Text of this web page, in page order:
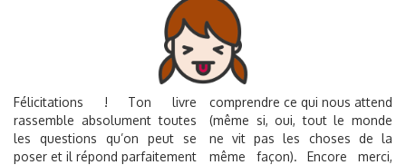
Félicitations ! Ton livre
rassemble absolument toutes
les questions qu’on peut se
poser et il répond parfaitement
comprendre ce qui nous attend
(même si, oui, tout le monde
ne vit pas les choses de la
même façon). Encore merci,